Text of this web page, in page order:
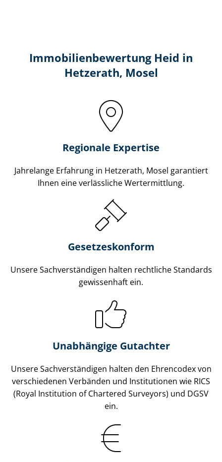
Immobilien­bewertung Heid in
Hetzerath, Mosel
Regionale Expertise
Jahrelange Erfahrung in Hetzerath, Mosel garantiert
Ihnen eine verlässliche Wertermittlung.
Gesetzes­konform
Unsere Sach­ver­stän­di­gen halten rechtliche Standards
gewissenhaft ein.
Unabhängige Gutachter
Unsere Sach­ver­stän­di­gen halten den Ehrencodex von
verschiedenen Verbänden und Institutionen wie RICS
(Royal Institution of Chartered Surveyors) und DGSV
ein.